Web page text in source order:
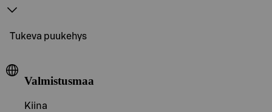
Tukeva puukehys
Valmistusmaa
Kiina